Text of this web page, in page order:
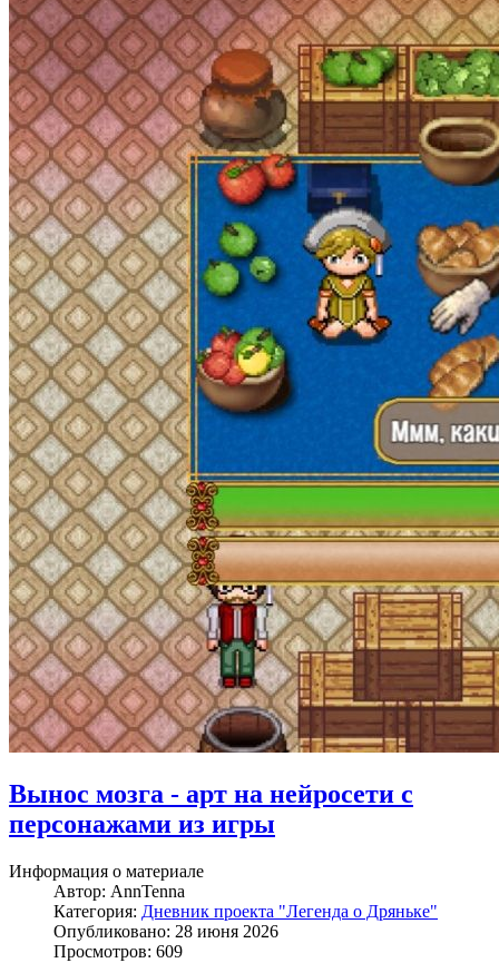
Вынос мозга - арт на нейросети с
персонажами из игры
Информация о материале
Автор: AnnTenna
Категория: Дневник проекта "Легенда о Дряньке"
Опубликовано: 28 июня 2026
Просмотров: 609